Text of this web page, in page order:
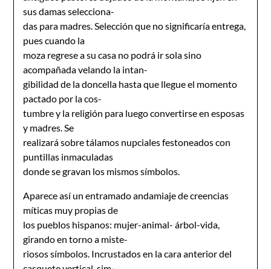
sus damas selecciona-
das para madres. Selección que no significaría entrega,
pues cuando la
moza regrese a su casa no podrá ir sola sino
acompañada velando la intan-
gibilidad de la doncella hasta que llegue el momento
pactado por la cos-
tumbre y la religión para luego convertirse en esposas
y madres. Se
realizará sobre tálamos nupciales festoneados con
puntillas inmaculadas
donde se gravan los mismos símbolos.
Aparece así un entramado andamiaje de creencias
míticas muy propias de
los pueblos hispanos: mujer-animal- árbol-vida,
girando en torno a miste-
riosos símbolos. Incrustados en la cara anterior del